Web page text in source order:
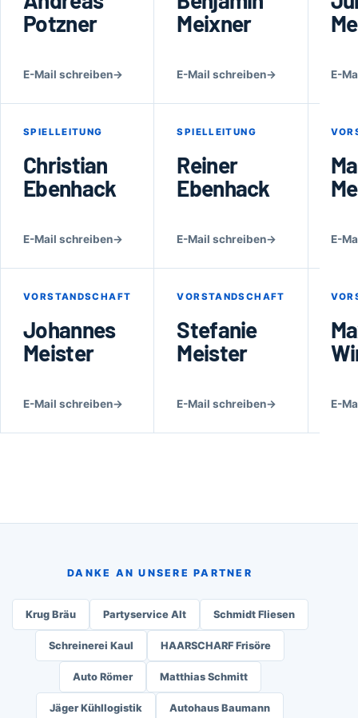
Potzner
E-Mail schreiben→
Meixner
E-Mail schreiben→ E-
SPIELLEITUNG
Christian
Ebenhack
E-Mail schreiben→
SPIELLEITUNG
Reiner
Ebenhack
E-Mail schreiben→ E-
VORSTANDSCHAFT
Johannes
Meister
E-Mail schreiben→
VORSTANDSCHAFT
Stefanie
Meister
E-Mail schreiben→ E-
DANKE AN UNSERE PARTNER
Krug Bräu Partyservice Alt Schmidt Fliesen
Schreinerei Kaul HAARSCHARF Frisöre
Auto Römer Matthias Schmitt
Jäger Kühllogistik Autohaus Baumann